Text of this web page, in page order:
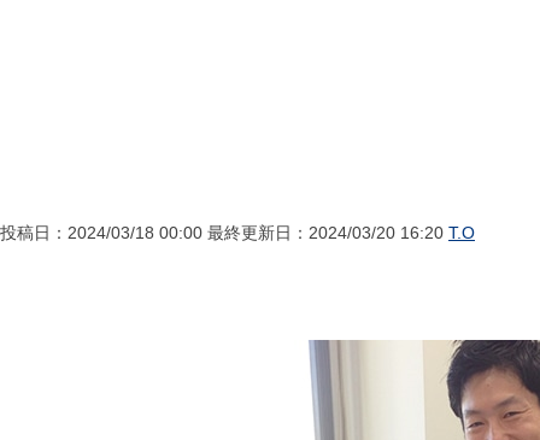
投稿日：2024/03/18 00:00 最終更新日：2024/03/20 16:20 T.O